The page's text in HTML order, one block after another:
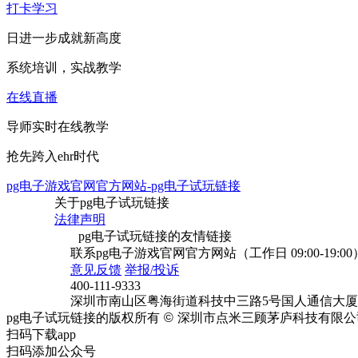
打卡学习
日进一步成就新高度
系统培训，实战教学
在线直播
导师实时在线教学
抢先跨入ehr时代
pg电子游戏官网官方网站-pg电子试玩链接
关于pg电子试玩链接
法律声明
pg电子试玩链接的友情链接
联系pg电子游戏官网官方网站（工作日 09:00-19:00）
意见反馈 举报/投诉
400-111-9333
深圳市南山区粤海街道科技中三路5号国人通信大厦
pg电子试玩链接的版权所有 © 深圳市点米三顾茅庐科技有限公
扫码下载app
扫码添加公众号